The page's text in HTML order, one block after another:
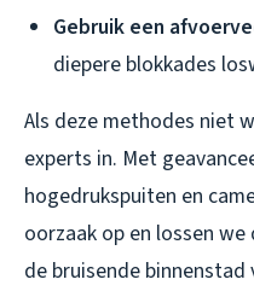
Gebruik een
diepere blokkades
Als deze methodes niet
experts in. Met
hogedrukspuiten en
oorzaak op en lossen
de bruisende